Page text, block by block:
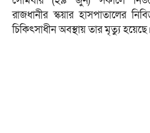
রাজধানীর স্কয়ার হাসপাতালের
চিকিৎসাধীন অবস্থায় তার মৃত্যু হয়েছে।